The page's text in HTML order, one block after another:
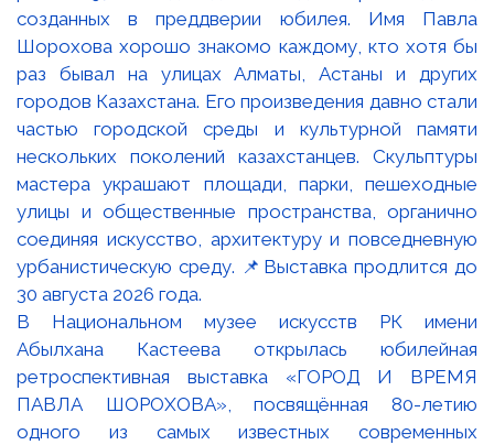
В Национальном музее искусств РК имени
Абылхана Кастеева открылась юбилейная
ретроспективная выставка «ГОРОД И ВРЕМЯ
ПАВЛА ШОРОХОВА», посвящённая 80-летию
одного из самых известных современных